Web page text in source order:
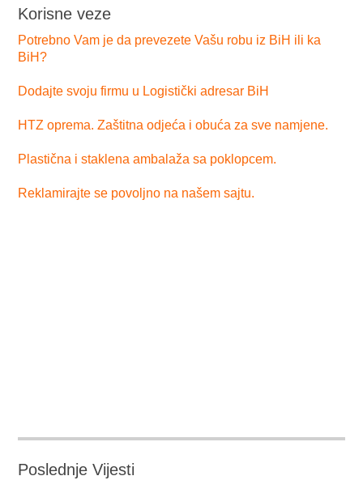
Korisne veze
Potrebno Vam je da prevezete Vašu robu iz BiH ili ka
BiH?
Dodajte svoju firmu u Logistički adresar BiH
HTZ oprema. Zaštitna odjeća i obuća za sve namjene.
Plastična i staklena ambalaža sa poklopcem.
Reklamirajte se povoljno na našem sajtu.
Poslednje Vijesti